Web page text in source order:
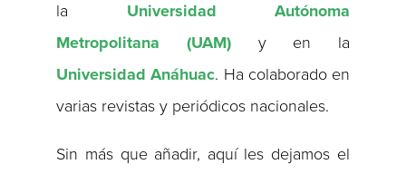
la Universidad Autónoma
Metropolitana (UAM)y en la
Universidad Anáhuac. Ha colaborado en
varias revistas y periódicos nacionales.
Sin más que añadir, aquí les dejamos el